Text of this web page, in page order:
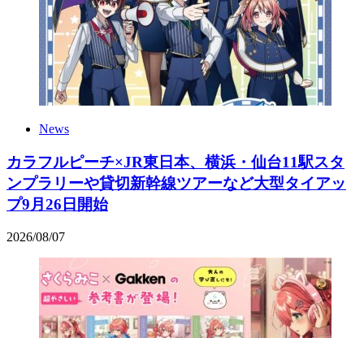
News
カラフルピーチ×JR東日本、横浜・仙台11駅スタ
ンプラリーや貸切新幹線ツアーなど大型タイアッ
プ9月26日開始
2026/08/07